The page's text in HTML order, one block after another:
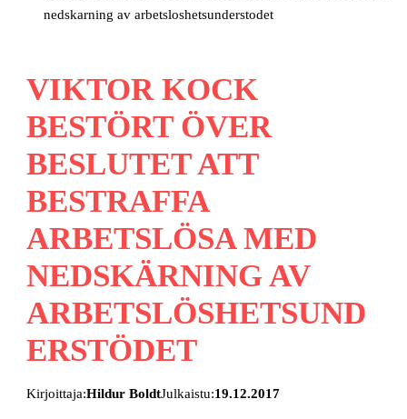
nedskarning av arbetsloshetsunderstodet
VIKTOR KOCK
BESTÖRT ÖVER
BESLUTET ATT
BESTRAFFA
ARBETSLÖSA MED
NEDSKÄRNING AV
ARBETSLÖSHETSUND
ERSTÖDET
Kirjoittaja:Hildur BoldtJulkaistu:19.12.2017